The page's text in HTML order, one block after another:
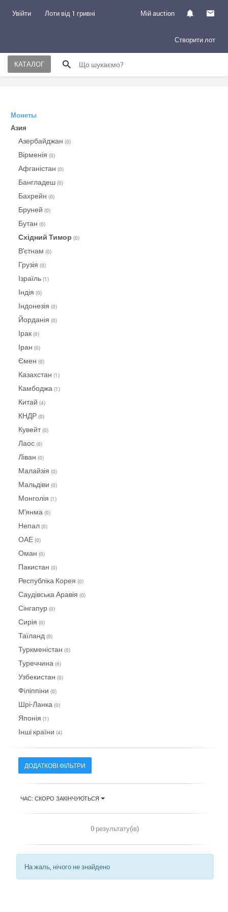
Увійти Лоти від 1 гривні Мій auction
Створити лот
КАТАЛОГ
Монеты
Азия
Азербайджан (0)
Вірменія (0)
Афганістан (0)
Бангладеш (0)
Бахрейн (0)
Бруней (0)
Бутан (0)
Східний Тимор (0)
В'єтнам (0)
Грузія (0)
Ізраїль (1)
Індія (0)
Індонезія (0)
Йорданія (0)
Ірак (0)
Іран (0)
Ємен (0)
Казахстан (1)
Камбоджа (1)
Китай (4)
КНДР (0)
Кувейт(0)
Лаос (0)
Ліван (0)
Малайзія (0)
Мальдіви (0)
Монголія (1)
М'янма (0)
Непал (0)
ОАЕ (0)
Оман (0)
Пакистан (0)
Республіка Корея (0)
Саудівська Аравія (0)
Сінгапур (0)
Сирія (0)
Таїланд (0)
Туркменістан (0)
Туреччина (6)
Узбекистан (0)
Філіппіни (0)
Шрі-Ланка (0)
Японія (1)
Інші країни (4)
ДОДАТКОВІ ФІЛЬТРИ
ЧАС: СКОРО ЗАКІНЧУЮТЬСЯ
0 результату(ів)
На жаль, нічого не знайдено